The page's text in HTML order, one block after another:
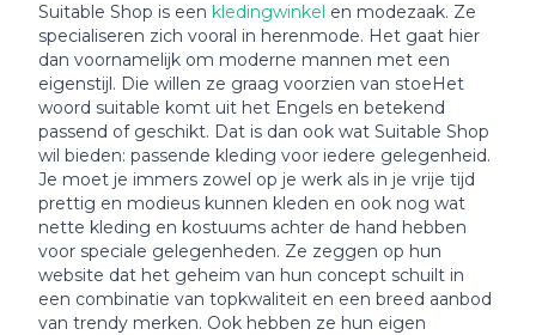
Suitable Shop is een kledingwinkel en modezaak. Ze
specialiseren zich vooral in herenmode. Het gaat hier
dan voornamelijk om moderne mannen met een
eigenstijl. Die willen ze graag voorzien van stoeHet
woord suitable komt uit het Engels en betekend
passend of geschikt. Dat is dan ook wat Suitable Shop
wil bieden: passende kleding voor iedere gelegenheid.
Je moet je immers zowel op je werk als in je vrije tijd
prettig en modieus kunnen kleden en ook nog wat
nette kleding en kostuums achter de hand hebben
voor speciale gelegenheden. Ze zeggen op hun
website dat het geheim van hun concept schuilt in
een combinatie van topkwaliteit en een breed aanbod
van trendy merken. Ook hebben ze hun eigen